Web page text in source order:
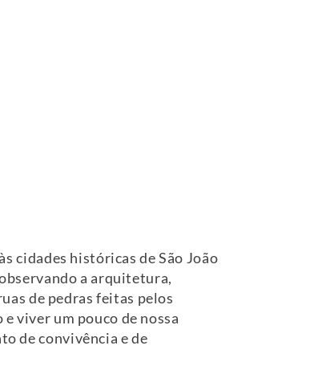
cidades históricas de São João
a arquitetura,
de pedras feitas pelos
viver um pouco de nossa
de convivência e de